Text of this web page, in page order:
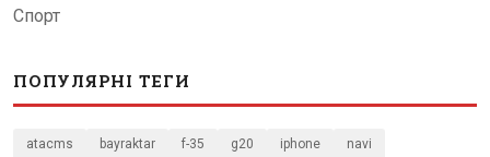
Спорт
ПОПУЛЯРНІ ТЕГИ
atacms bayraktar f-35 g20 iphone navi